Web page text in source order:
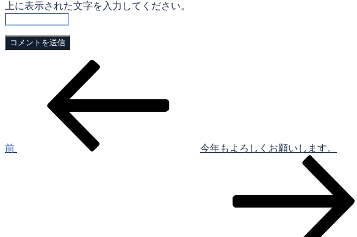
上に表示された文字を入力してください。
ゲ
前
今年もよろしくお願いします。